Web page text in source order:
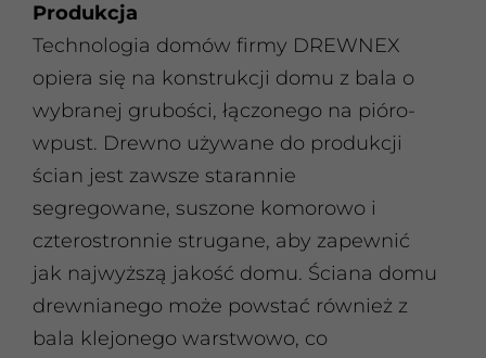
Produkcja
Technologia domów firmy DREWNEX
opiera się na konstrukcji domu z bala o
wybranej grubości, łączonego na pióro-
wpust. Drewno używane do produkcji
ścian jest zawsze starannie
segregowane, suszone komorowo i
czterostronnie strugane, aby zapewnić
jak najwyższą jakość domu. Ściana domu
drewnianego może powstać również z
bala klejonego warstwowo, co